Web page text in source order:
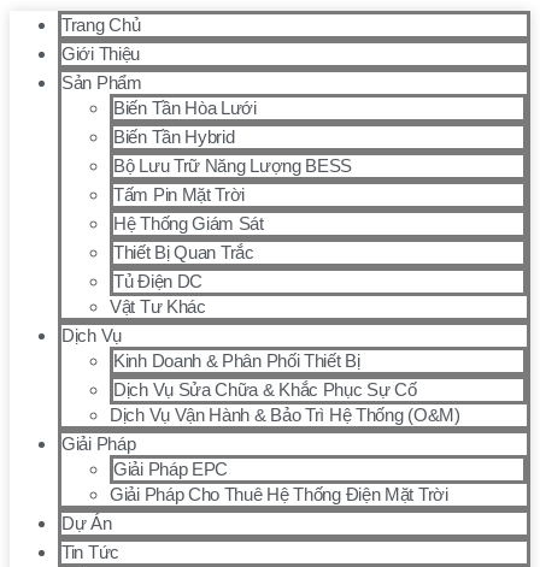
Trang Chủ
Giới Thiệu
Sản Phẩm
Biến Tần Hòa Lưới
Biến Tần Hybrid
Bộ Lưu Trữ Năng Lượng BESS
Tấm Pin Mặt Trời
Hệ Thống Giám Sát
Thiết Bị Quan Trắc
Tủ Điện DC
Vật Tư Khác
Dịch Vụ
Kinh Doanh & Phân Phối Thiết Bị
Dịch Vụ Sửa Chữa & Khắc Phục Sự Cố
Dịch Vụ Vận Hành & Bảo Trì Hệ Thống (O&M)
Giải Pháp
Giải Pháp EPC
Giải Pháp Cho Thuê Hệ Thống Điện Mặt Trời
Dự Án
Tin Tức